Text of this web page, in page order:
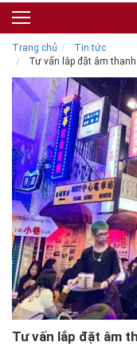
Trang chủ
Tin tức
Tư vấn lắp đặt âm
Tư vấn lắp đặt âm